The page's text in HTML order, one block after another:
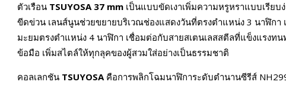
ตัวเรือน TSUYOSA 37 mm เป็นแบบขัดเงาเพิ่มความหรูหราแบบเรีย
ขีดข่วน เลนส์นูนช่วยขยายบริเวณช่องแสดงวันที่ตรงตำแหน่ง 3 นาฬิก
มะยมตรงตำแหน่ง 4 นาฬิกา เชื่อมต่อกับสายสเตนเลสสตีลที่แข็งแรงท
ข้อมือ เพิ่มสไตล์ให้ทุกลุคของผู้สวมใส่อย่างเป็นธรรมชาติ
คอลเลกชัน TSUYOSAคือการพลิกโฉมนาฬิการะดับตำนานซีรีส์